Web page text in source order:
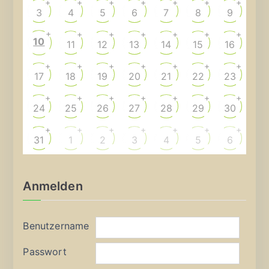
3
+
4
+
5
+
6
+
7
+
8
+
9
+
10
+
11
+
12
+
13
+
14
+
15
+
16
+
17
+
18
+
19
+
20
+
21
+
22
+
23
+
24
+
25
+
26
+
27
+
28
+
29
+
30
+
31
+
1
+
2
+
3
+
4
+
5
+
6
+
Anmelden
Benutzername
Passwort